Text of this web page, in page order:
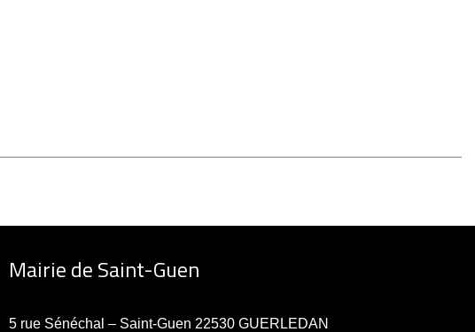
Mairie de Saint-Guen
5 rue Sénéchal – Saint-Guen 22530 GUERLEDAN